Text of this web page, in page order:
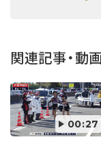
関連記事・動画
00:27